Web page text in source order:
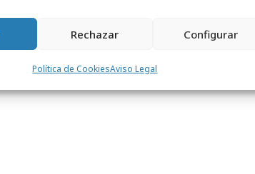
Rechazar Configurar
Política de CookiesAviso Legal